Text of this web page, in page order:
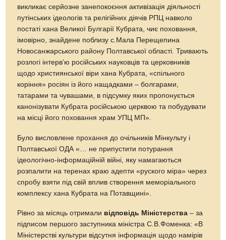
викликає серйозне занепокоєння активізація діяльності
путінських ідеологів та релігійних діячів РПЦ навколо
постаті хана Великої Булгарії Кубрата, чиє поховання,
імовірно, знайдене поблизу с.Мала Перещепина
Новосанжарського району Полтавської області. Тривають
розлогі інтерв’ю російських науковців та церковників
щодо християнської віри хана Кубрата, «спільного
коріння» росіян із його нащадками – болгарами,
татарами та чувашами, в підсумку яких пропонується
канонізувати Кубрата російською церквою та побудувати
на місці його поховання храм УПЦ МП».
Було висловлене прохання до очільників Мінкульту і
Полтавської ОДА «… не припустити потурання
ідеологічно-інформаційній війні, яку намагаються
розпалити на теренах краю адепти «руского міра» через
спробу взяти під свій вплив створення меморіального
комплексу хана Кубрата на Потавщині».
Рівно за місяць отримали відповідь Міністерства – за
підписом першого заступника міністра С.В.Фоменка: «В
Міністерстві культури відсутня інформація щодо намірів